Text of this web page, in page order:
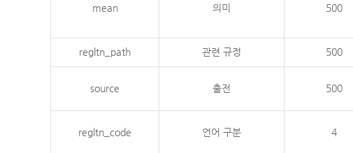
mean 의미 500
regltn_path 관련 규정 500
source 출전 500
regltn_code 언어 구분 4